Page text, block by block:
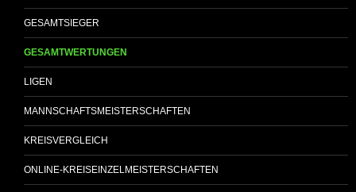
GESAMTSIEGER
GESAMTWERTUNGEN
LIGEN
MANNSCHAFTSMEISTERSCHAFTEN
KREISVERGLEICH
ONLINE-KREISEINZELMEISTERSCHAFTEN